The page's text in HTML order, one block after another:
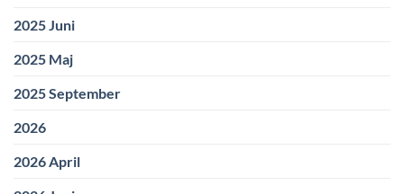
2025 Juni
2025 Maj
2025 September
2026
2026 April